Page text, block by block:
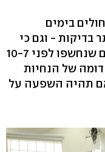
בימים
בדיקות - וגם כי
החולים שמתגלים כעת אלה אנשים שנחשפו לפני 10-7
של הנחיות
אם תהיה השפעה על